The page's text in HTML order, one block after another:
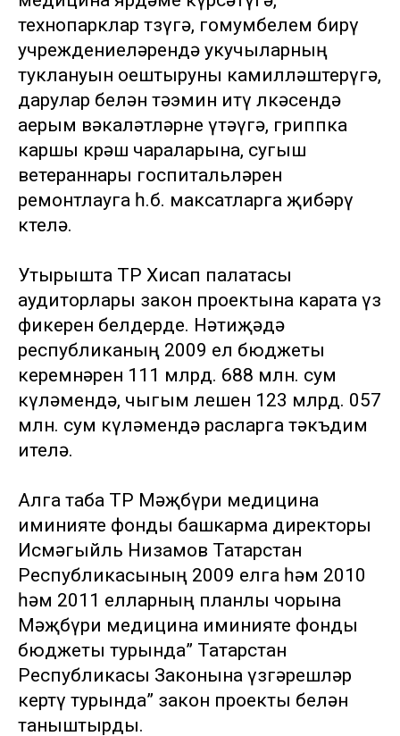
технопарклар төзүгә, гомумбелем бирү
учреждениеләрендә укучыларның
туклануын оештыруны камилләштерүгә,
дарулар белән тәэмин итү өлкәсендә
аерым вәкаләтләрне үтәүгә, гриппка
каршы көрәш чараларына, сугыш
ветераннары госпитальләрен
ремонтлауга һ.б. максатларга җибәрү
көтелә.
Утырышта ТР Хисап палатасы
аудиторлары закон проектына карата үз
фикерен белдерде. Нәтиҗәдә
республиканың 2009 ел бюджеты
керемнәрен 111 млрд. 688 млн. сум
күләмендә, чыгым өлешен 123 млрд. 057
млн. сум күләмендә расларга тәкъдим
ителә.
Алга таба ТР Мәҗбүри медицина
иминияте фонды башкарма директоры
Исмәгыйль Низамов Татарстан
Республикасының 2009 елга һәм 2010
һәм 2011 елларның планлы чорына
Мәҗбүри медицина иминияте фонды
бюджеты турында” Татарстан
Республикасы Законына үзгәрешләр
кертү турында” закон проекты белән
таныштырды.